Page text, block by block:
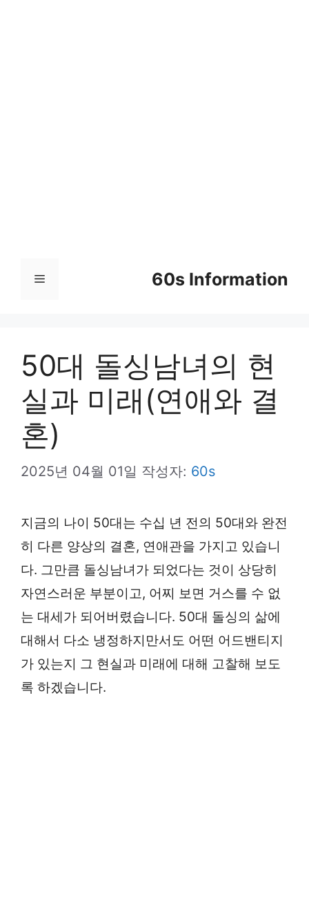
60s Information
메
50대 돌싱남녀의 현
실과 미래(연애와 결
혼)
2025년 04월 01일 작성자: 60s
지금의 나이 50대는 수십 년 전의 50대와 완전
히 다른 양상의 결혼, 연애관을 가지고 있습니
다. 그만큼 돌싱남녀가 되었다는 것이 상당히
자연스러운 부분이고, 어찌 보면 거스를 수 없
는 대세가 되어버렸습니다. 50대 돌싱의 삶에
대해서 다소 냉정하지만서도 어떤 어드밴티지
가 있는지 그 현실과 미래에 대해 고찰해 보도
록 하겠습니다.